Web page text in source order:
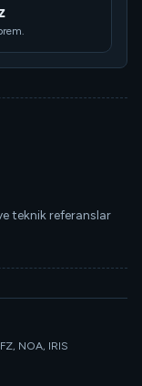
teknik referanslar
NOA, IRIS